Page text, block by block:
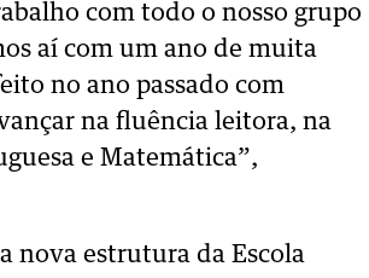
com todo o nosso grupo
aí com um ano de muita
no ano passado com
na fluência leitora, na
e Matemática”,
nova estrutura da Escola